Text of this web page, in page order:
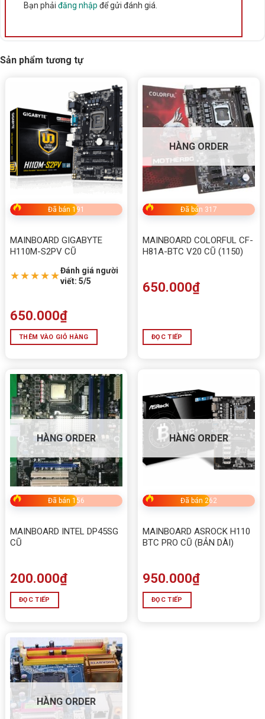
Bạn phải đăng nhập để gửi đánh giá.
Sản phẩm tương tự
Đã bán 191
MAINBOARD GIGABYTE
H110M-S2PV CŨ
★★★★★Đánh giá người
viết: 5/5
650.000₫
THÊM VÀO GIỎ HÀNG
HÀNG ORDER
Đã bán 317
MAINBOARD COLORFUL CF-
H81A-BTC V20 CŨ (1150)
650.000₫
ĐỌC TIẾP
HÀNG ORDER
Đã bán 156
MAINBOARD INTEL DP45SG
CŨ
200.000₫
ĐỌC TIẾP
HÀNG ORDER
Đã bán 262
MAINBOARD ASROCK H110
BTC PRO CŨ (BẢN DÀI)
950.000₫
ĐỌC TIẾP
HÀNG ORDER